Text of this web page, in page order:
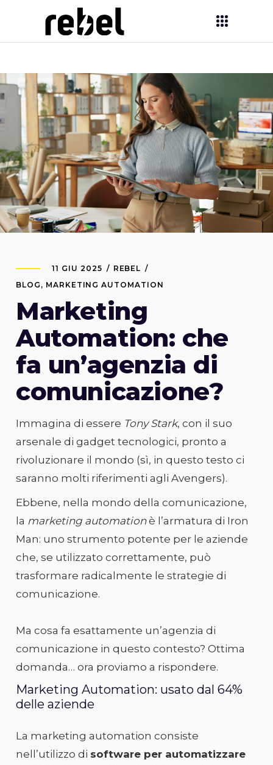
11 GIU 2025
REBEL
BLOG , MARKETING AUTOMATION
Marketing
Automation: che
fa un’agenzia di
comunicazione?
Immagina di essere Tony Stark, con il suo
arsenale di gadget tecnologici, pronto a
rivoluzionare il mondo (sì, in questo testo ci
saranno molti riferimenti agli Avengers).
Ebbene, nella mondo della comunicazione,
la marketing automationè l’armatura di Iron
Man: uno strumento potente per le aziende
che, se utilizzato correttamente, può
trasformare radicalmente le strategie di
comunicazione.
Ma cosa fa esattamente un’agenzia di
comunicazione in questo contesto? Ottima
domanda… ora proviamo a rispondere.
Marketing Automation: usato dal 64%
delle aziende
La marketing automation consiste
nell’utilizzo di software per automatizzare